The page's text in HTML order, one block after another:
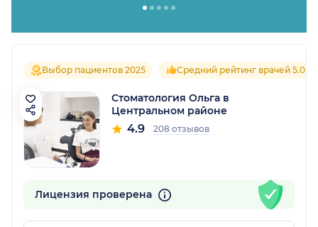
Выбор пациентов 2025 Средний рейтинг врачей 5.0
Стоматология Ольга в
Центральном районе
4.9 208 отзывов
Лицензия проверена